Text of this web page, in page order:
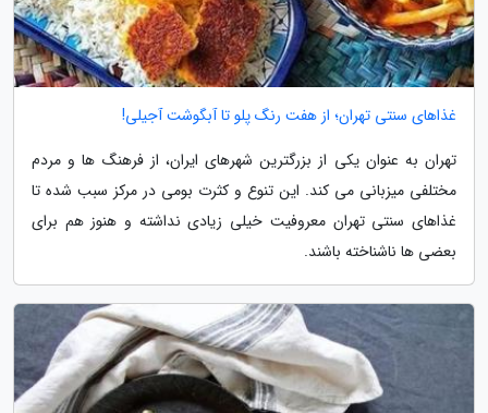
غذاهای سنتی تهران؛ از هفت رنگ پلو تا آبگوشت آجیلی!
تهران به عنوان یکی از بزرگترین شهرهای ایران، از فرهنگ ها و مردم
مختلفی میزبانی می کند. این تنوع و کثرت بومی در مرکز سبب شده تا
غذاهای سنتی تهران معروفیت خیلی زیادی نداشته و هنوز هم برای
بعضی ها ناشناخته باشند.